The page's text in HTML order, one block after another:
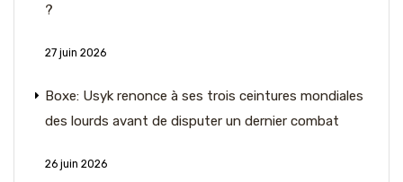
?
27 juin 2026
Boxe: Usyk renonce à ses trois ceintures mondiales
des lourds avant de disputer un dernier combat
26 juin 2026